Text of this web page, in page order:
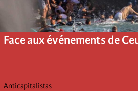
Face aux événements de
Anticapitalistas